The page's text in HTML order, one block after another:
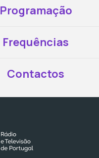
Programação
Frequências
Contactos